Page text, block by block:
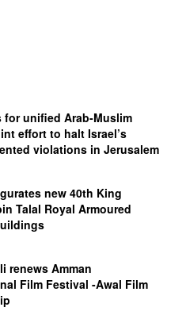
for unified Arab-Muslim
effort to halt Israel’s
violations in Jerusalem
new 40th King
Talal Royal Armoured
renews Amman
Film Festival -Awal Film